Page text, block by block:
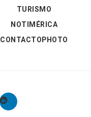
TURISMO
NOTIMÉRICA
CONTACTOPHOTO